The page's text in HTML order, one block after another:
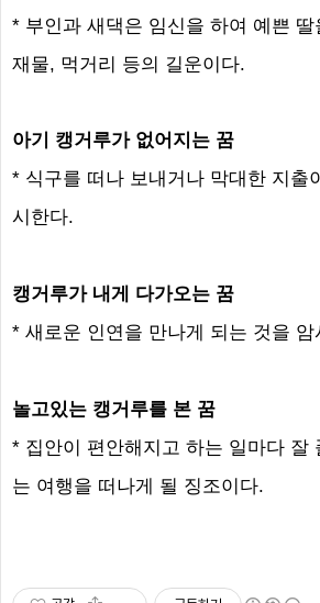
* 부인과 새댁은 임신을 하여 예쁜
재물, 먹거리 등의 길운이다.
아기 캥거루가 없어지는 꿈
* 식구를 떠나 보내거나 막대한 지출
시한다.
캥거루가 내게 다가오는 꿈
* 새로운 인연을 만나게 되는 것을 암
놀고있는 캥거루를 본 꿈
* 집안이 편안해지고 하는 일마다 잘
는 여행을 떠나게 될 징조이다.